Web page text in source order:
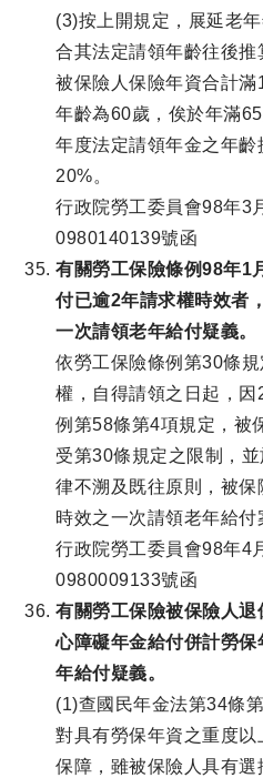
(3)按上開規定，展延老
合其法定請領年齡往後
被保險人保險年資合計
年齡為60歲，俟於年滿
年度法定請領年金之年
20%。
行政院勞工委員會98年3
0980140139號函
有關勞工保險條例98年1
付已逾2年請求權時效者
一次請領老年給付疑義。
依勞工保險條例第30條
權，自得請領之日起，
例第58條第4項規定，被
受第30條規定之限制，
律不溯及既往原則，被
時效之一次請領老年給付
行政院勞工委員會98年4
0980009133號函
有關勞工保險被保險人
心障礙年金給付併計勞
年給付疑義。
(1)查國民年金法第34條
對具有勞保年資之重度
保障，雖被保險人具有